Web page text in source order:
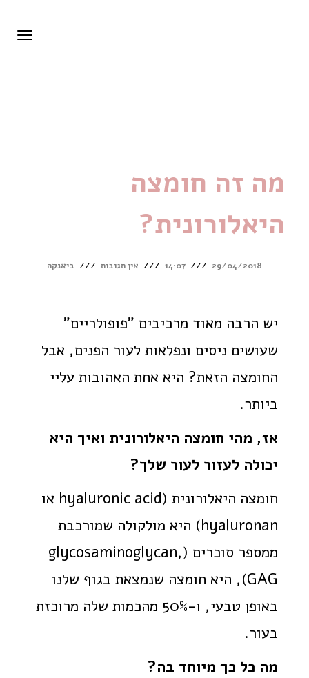
מה זה חומצה
היאלורונית?
29/04/2018
14:07 אין תגובות ביאנקה
יש הרבה מאוד מרכיבים "פופולריים"
שעושים ניסים ונפלאות לעור הפנים, אבל
החומצה הזאת? היא אחת האהובות עליי
ביותר.
אז, מהי חומצה היאלורונית ואיך היא
יכולה לעזור לעור שלך?
חומצה היאלורונית (hyaluronic acid או
hyaluronan) היא מולקולה שמורכבת
ממספר סוכרים (glycosaminoglycan,
GAG), היא חומצה שנמצאת בגוף שלנו
באופן טבעי, ו-50% מהכמות שלה מרוכזת
בעור.
מה כל כך מיוחד בה?